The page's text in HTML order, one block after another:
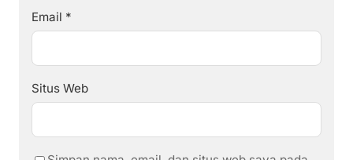
Email *
Situs Web